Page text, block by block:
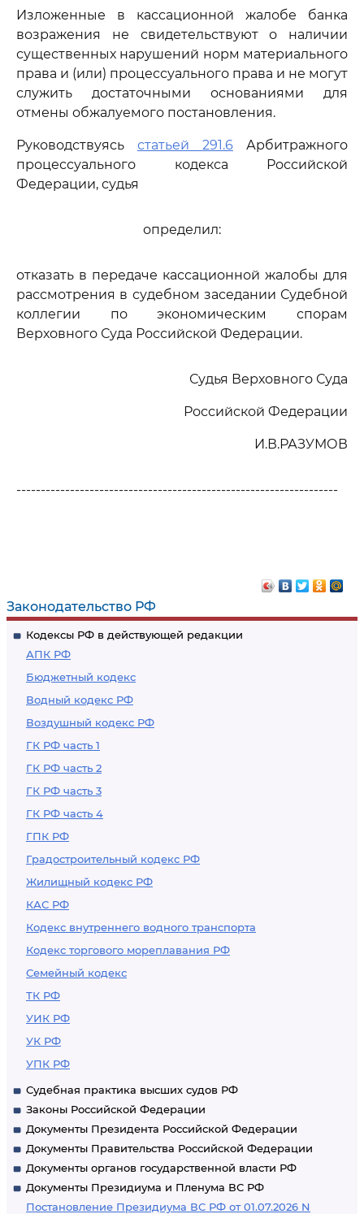
Законодательство РФ
Кодексы РФ в действующей редакции
АПК РФ
Бюджетный кодекс
Водный кодекс РФ
Воздушный кодекс РФ
ГК РФ часть 1
ГК РФ часть 2
ГК РФ часть 3
ГК РФ часть 4
ГПК РФ
Градостроительный кодекс РФ
Жилищный кодекс РФ
КАС РФ
Кодекс внутреннего водного транспорта
Кодекс торгового мореплавания РФ
Семейный кодекс
ТК РФ
УИК РФ
УК РФ
УПК РФ
Судебная практика высших судов РФ
Законы Российской Федерации
Документы Президента Российской Федерации
Документы Правительства Российской Федерации
Документы органов государственной власти РФ
Документы Президиума и Пленума ВС РФ
Постановление Президиума ВС РФ от 01.07.2026 N
Изложенные в кассационной жалобе банка
возражения не свидетельствуют о наличии
существенных нарушений норм материального
права и (или) процессуального права и не могут
служить достаточными основаниями для
отмены обжалуемого постановления.
Руководствуясь статьей 291.6 Арбитражного
процессуального кодекса Российской
Федерации, судья
определил:
отказать в передаче кассационной жалобы для
рассмотрения в судебном заседании Судебной
коллегии по экономическим спорам
Верховного Суда Российской Федерации.
Судья Верховного Суда
Российской Федерации
И.В.РАЗУМОВ
------------------------------------------------------------------